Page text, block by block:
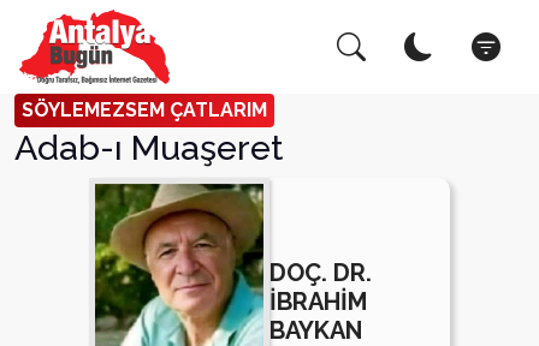
SÖYLEMEZSEM ÇATLARIM
Adab-ı Muaşeret
DOÇ. DR.
İBRAHİM
BAYKAN
Arama Yap! Kapat